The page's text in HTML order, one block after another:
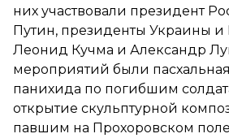
них участвовали президент
Путин, президенты Украины и
Леонид Кучма и Александр
мероприятий были
панихида по погибшим
открытие скульптурной
павшим на Прохоровском